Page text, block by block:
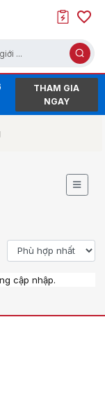
...
THAM GIA
NGAY
cập nhập.